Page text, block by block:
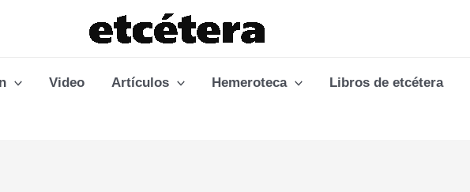
Video Artículos Hemeroteca Libros de etcétera